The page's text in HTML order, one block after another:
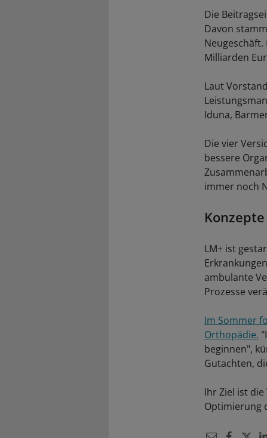
Die
Davon
Milliarden
Laut
Iduna,
Die vier
bessere
immer noch
LM+ ist
ambulante
Prozesse
Im Sommer
Orthopädie.
beginnen",
Gutachten,
Ihr Ziel ist
Optimierung